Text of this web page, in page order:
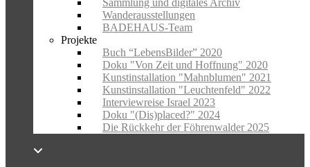
Sammlung und digitales Archiv
Wanderausstellungen
BADEHAUS-Team
Projekte
Buch “LebensBilder” 2020
Doku "Von Zeit und Hoffnung" 2020
Kunstinstallation "Mahnblumen" 2021
Kunstinstallation "Leuchtenfeld" 2022
Interviewreise Israel 2023
Doku "(Dis)placed?" 2024
Die Rückkehr der Föhrenwalder 2025